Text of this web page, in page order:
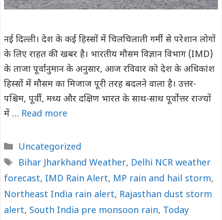
नई दिल्ली। देश के कई हिस्सों में चिलचिलाती गर्मी से परेशान लोगों
के लिए राहत की खबर है। भारतीय मौसम विज्ञान विभाग (IMD)
के ताजा पूर्वानुमान के अनुसार, आज रविवार को देश के अधिकांश
हिस्सों में मौसम का मिजाज पूरी तरह बदलने वाला है। उत्तर-
पश्चिम, पूर्वी, मध्य और दक्षिण भारत के साथ-साथ पूर्वोत्तर राज्यों
में … Read more
Categories
Uncategorized
Tags
Bihar Jharkhand Weather, Delhi NCR weather
forecast, IMD Rain Alert, MP rain and hail storm,
Northeast India rain alert, Rajasthan dust storm
alert, South India pre monsoon rain, Today